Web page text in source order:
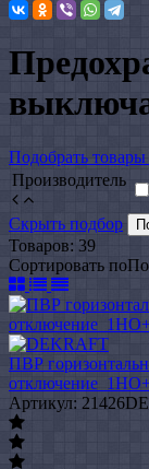
Подобрать
Производитель
Скрыть подбор
Товаров: 39
Сортировать поПо
ПВР
Артикул: